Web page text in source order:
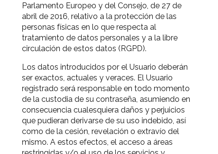
Parlamento Europeo y del Consejo, de 27 de
abril de 2016, relativo a la protección de las
personas físicas en lo que respecta al
tratamiento de datos personales y a la libre
circulación de estos datos (RGPD).
Los datos introducidos por el Usuario deberán
ser exactos, actuales y veraces. El Usuario
registrado será responsable en todo momento
de la custodia de su contraseña, asumiendo en
consecuencia cualesquiera daños y perjuicios
que pudieran derivarse de su uso indebido, así
como de la cesión, revelación o extravío del
mismo. A estos efectos, el acceso a áreas